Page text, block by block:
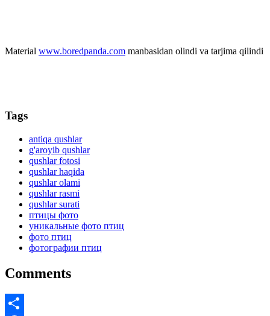
Material www.boredpanda.com manbasidan olindi va tarjima qilindi
Tags
antiqa qushlar
g'aroyib qushlar
qushlar fotosi
qushlar haqida
qushlar olami
qushlar rasmi
qushlar surati
птицы фото
уникальные фото птиц
фото птиц
фотографии птиц
Comments